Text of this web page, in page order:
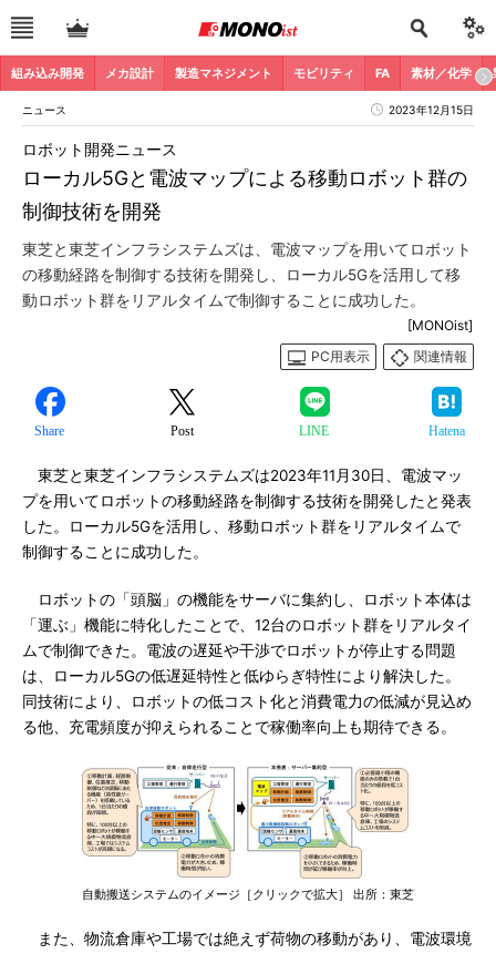
組み込み開発 メカ設計 製造マネジメント モビリティ FA 素材／化学
ニュース 2023年12月15日
ローカル5Gと電波マップによる移動ロボット群の
制御技術を開発
ロボット開発ニュース
東芝と東芝インフラシステムズは、電波マップを用いてロボット
の移動経路を制御する技術を開発し、ローカル5Gを活用して移
動ロボット群をリアルタイムで制御することに成功した。
[MONOist]
PC用表示
関連情報
Share Post LINE Hatena
東芝と東芝インフラシステムズは2023年11月30日、電波マッ
プを用いてロボットの移動経路を制御する技術を開発したと発表
した。ローカル5Gを活用し、移動ロボット群をリアルタイムで
制御することに成功した。
ロボットの「頭脳」の機能をサーバに集約し、ロボット本体は
「運ぶ」機能に特化したことで、12台のロボット群をリアルタイ
ムで制御できた。電波の遅延や干渉でロボットが停止する問題
は、ローカル5Gの低遅延特性と低ゆらぎ特性により解決した。
同技術により、ロボットの低コスト化と消費電力の低減が見込め
る他、充電頻度が抑えられることで稼働率向上も期待できる。
自動搬送システムのイメージ［クリックで拡大］ 出所：東芝
また、物流倉庫や工場では絶えず荷物の移動があり、電波環境